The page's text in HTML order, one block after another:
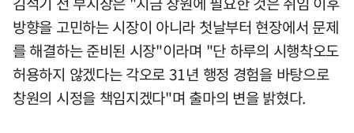
방향을 고민하는 시장이 아니라 첫날부터 현장에서 문제
를 해결하는 준비된 시장"이라며 "단 하루의 시행착오도
허용하지 않겠다는 각오로 31년 행정 경험을 바탕으로
창원의 시정을 책임지겠다"며 출마의 변을 밝혔다.